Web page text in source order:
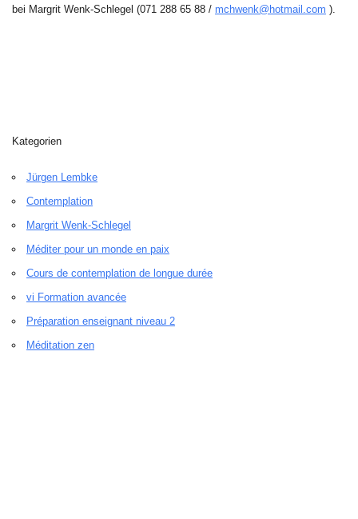
bei Margrit Wenk-Schlegel (071 288 65 88 / mchwenk@hotmail.com ).
Kategorien
Jürgen Lembke
Contemplation
Margrit Wenk-Schlegel
Méditer pour un monde en paix
Cours de contemplation de longue durée
vi Formation avancée
Préparation enseignant niveau 2
Méditation zen